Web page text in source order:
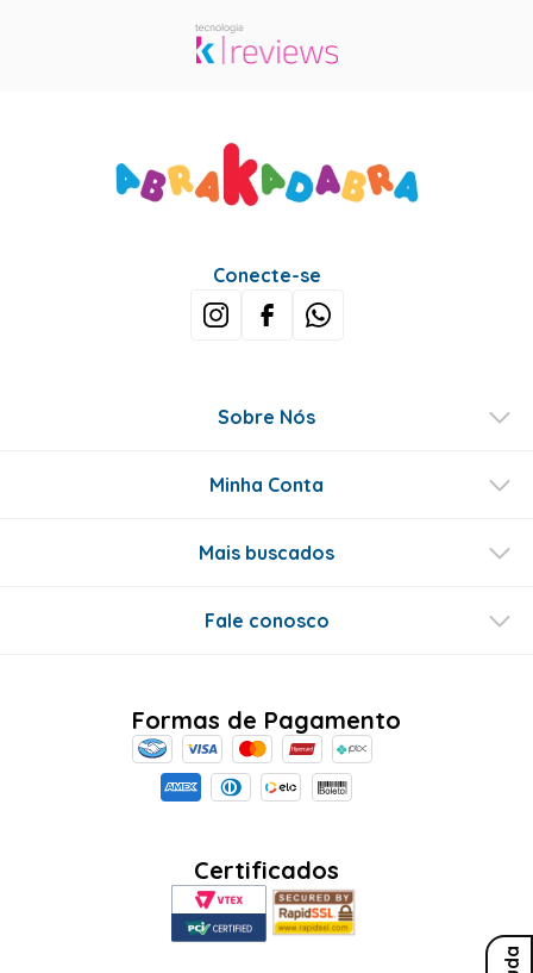
Conecte-se
Sobre Nós
Minha Conta
Mais buscados
Fale conosco
Formas de Pagamento
Certificados